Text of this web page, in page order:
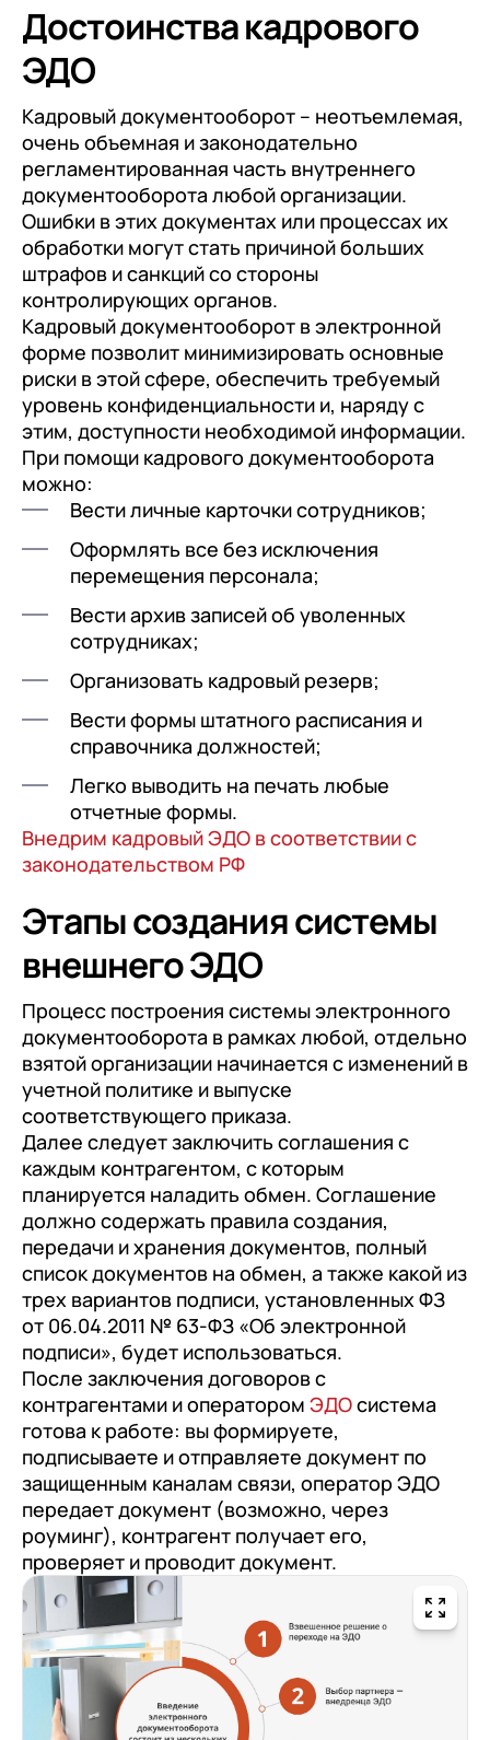
Достоинства кадрового
ЭДО
Кадровый документооборот – неотъемлемая,
очень объемная и законодательно
регламентированная часть внутреннего
документооборота любой организации.
Ошибки в этих документах или процессах их
обработки могут стать причиной больших
штрафов и санкций со стороны
контролирующих органов.
Кадровый документооборот в электронной
форме позволит минимизировать основные
риски в этой сфере, обеспечить требуемый
уровень конфиденциальности и, наряду с
этим, доступности необходимой информации.
При помощи кадрового документооборота
можно:
Вести личные карточки сотрудников;
Оформлять все без исключения
перемещения персонала;
Вести архив записей об уволенных
сотрудниках;
Организовать кадровый резерв;
Вести формы штатного расписания и
справочника должностей;
Легко выводить на печать любые
отчетные формы.
Внедрим кадровый ЭДО в соответствии с
законодательством РФ
Этапы создания системы
внешнего ЭДО
Процесс построения системы электронного
документооборота в рамках любой, отдельно
взятой организации начинается с изменений в
учетной политике и выпуске
соответствующего приказа.
Далее следует заключить соглашения с
каждым контрагентом, с которым
планируется наладить обмен. Соглашение
должно содержать правила создания,
передачи и хранения документов, полный
список документов на обмен, а также какой из
трех вариантов подписи, установленных ФЗ
от 06.04.2011 № 63-ФЗ «Об электронной
подписи», будет использоваться.
После заключения договоров с
контрагентами и оператором ЭДОсистема
готова к работе: вы формируете,
подписываете и отправляете документ по
защищенным каналам связи, оператор ЭДО
передает документ (возможно, через
роуминг), контрагент получает его,
проверяет и проводит документ.